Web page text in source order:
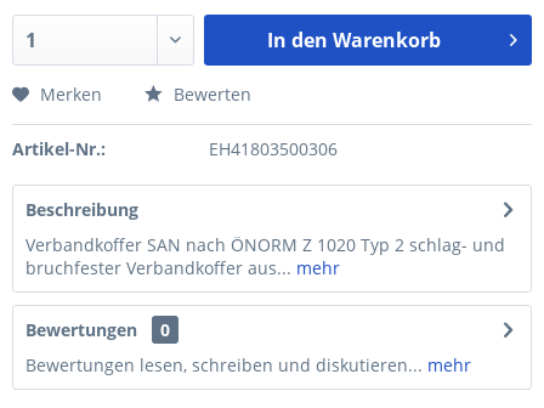
In den Warenkorb
Merken Bewerten
Artikel-Nr.: EH41803500306
Beschreibung
Verbandkoffer SAN nach ÖNORM Z 1020 Typ 2 schlag- und
bruchfester Verbandkoffer aus... mehr
Bewertungen
0
Bewertungen lesen, schreiben und diskutieren... mehr